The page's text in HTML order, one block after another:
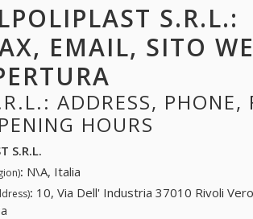
S.R.L.:
EMAIL, SITO
ADDRESS, PHONE,
HOURS
S.R.L.
: N\A, Italia
: 10, Via Dell' Industria 37010 Rivoli